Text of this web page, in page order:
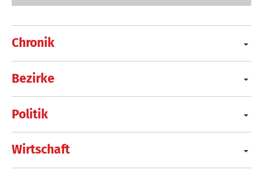
Chronik
Bezirke
Politik
Wirtschaft